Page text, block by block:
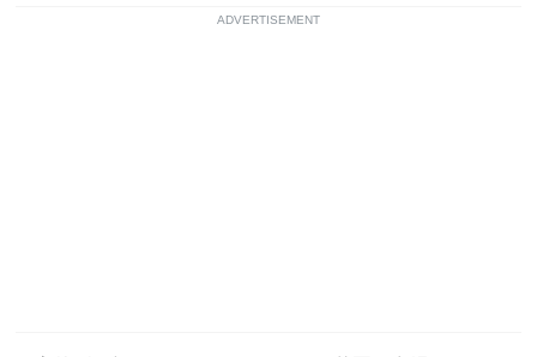
ADVERTISEMENT